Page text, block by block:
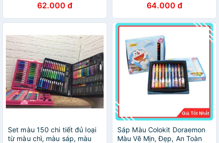
62.000 đ 64.000 đ
Set màu 150 chi tiết đủ loại
từ màu chì, màu sáp, màu
Sáp Màu Colokit Doraemon
Màu Vẽ Mịn, Đẹp, An Toàn